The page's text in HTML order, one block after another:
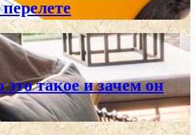
такое и зачем он